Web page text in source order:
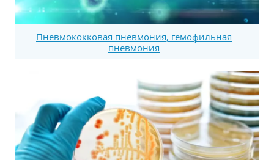
Пневмококковая пневмония, гемофильная
пневмония